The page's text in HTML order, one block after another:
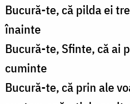
Bucură-te, că pilda ei
înainte
Bucură-te, Sfinte, că ai
cuminte
Bucură-te, că prin ale